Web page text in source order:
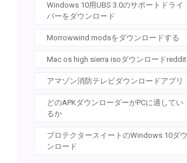
Windows 10用UBS 3.0のサポートドライ
バーをダウンロード
Morrowwind modsをダウンロードする
Mac os high sierra isoダウンロードreddit
アマゾン消防テレビダウンロードアプリ
どのAPKダウンローダーがPCに適してい
るか
プロテクタースイートのWindows 10ダウ
ンロード